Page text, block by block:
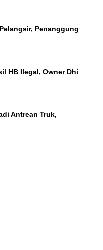
Penanggung
HB Ilegal, Owner Dhi
Antrean Truk,